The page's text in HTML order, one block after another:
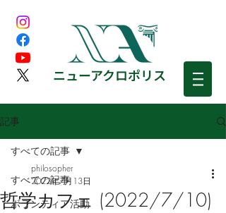
​ニューアクロポリス
記事
すべての記事
ボランティア活動
すべての記事
哲学カフェ (2022/7/10)
philosopher
2022年7月13日